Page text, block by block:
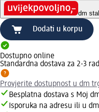
dm
Dodati u korpu
Dostupno online
Standardna dostava za 2-3
Provjerite dostupnost u dm
Besplatna dostava s Moj
Isporuka na adresu ili u